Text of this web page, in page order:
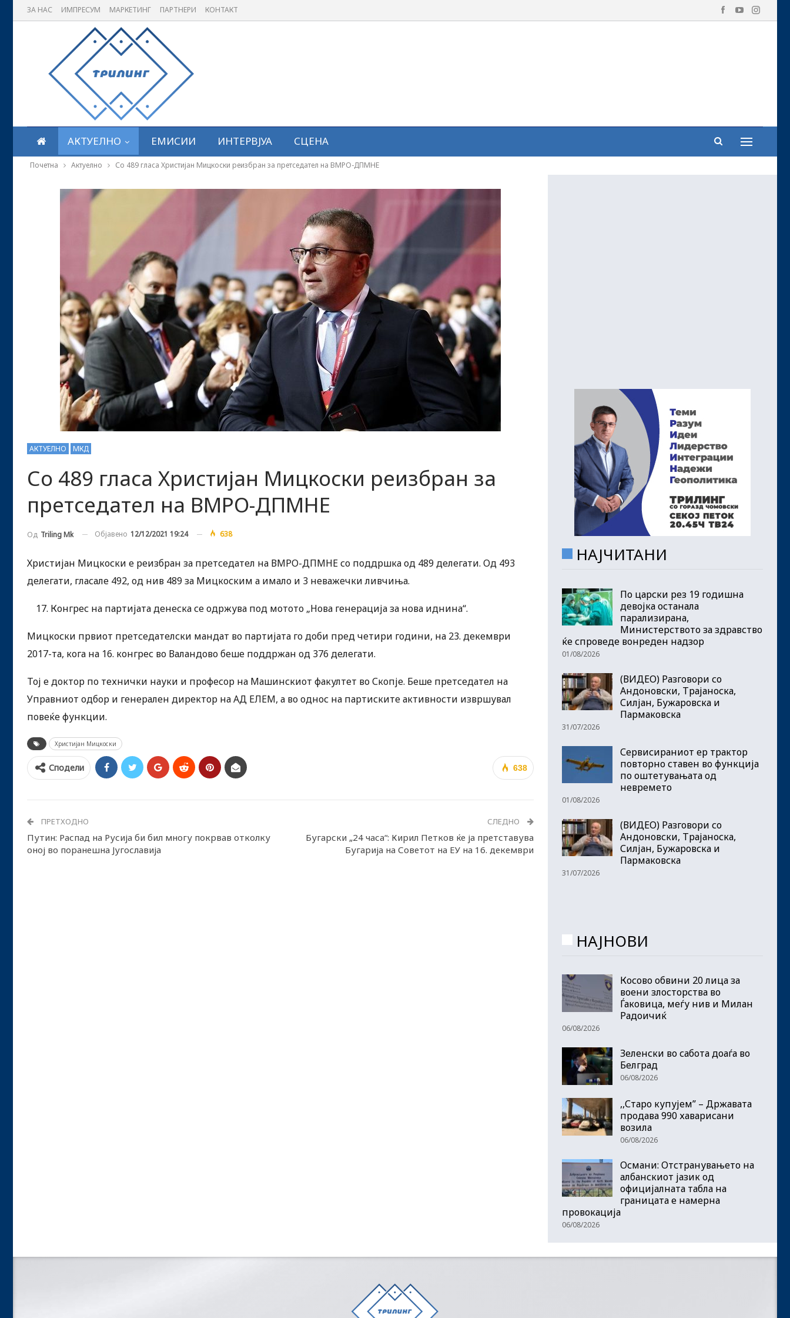
ЗА НАС ИМПРЕСУМ МАРКЕТИНГ ПАРТНЕРИ КОНТАКТ
АКТУЕЛНО ЕМИСИИ ИНТЕРВЈУА СЦЕНА
Почетна Актуелно Со 489 гласа Христијан Мицкоски реизбран за претседател на ВМРО-ДПМНЕ
АКТУЕЛНО МКД
Со 489 гласа Христијан Мицкоски реизбран за
претседател на ВМРО-ДПМНЕ
Од Triling Mk Објавено 12/12/2021 19:24 638
Христијан Мицкоски е реизбран за претседател на ВМРО-ДПМНЕ со поддршка од 489 делегати. Од 493
делегати, гласале 492, од нив 489 за Мицкоским а имало и 3 неважечки ливчиња.
Конгрес на партијата денеска се одржува под мотото „Нова генерација за нова иднина“.
Мицкоски првиот претседателски мандат во партијата го доби пред четири години, на 23. декември
2017-та, кога на 16. конгрес во Валандово беше поддржан од 376 делегати.
Тој е доктор по технички науки и професор на Машинскиот факултет во Скопје. Беше претседател на
Управниот одбор и генерален директор на АД ЕЛЕМ, а во однос на партиските активности извршувал
повеќе функции.
Христијан Мицкоски
638
Сподели
ПРЕТХОДНО
Путин: Распад на Русија би бил многу покрвав отколку
оној во поранешна Југославија
СЛЕДНО
Бугарски „24 часа“: Кирил Петков ќе ја претставува
Бугарија на Советот на ЕУ на 16. декември
НАЈЧИТАНИ
По царски рез 19 годишна
девојка останала
парализирана,
Министерството за здравство
ќе спроведе вонреден надзор
01/08/2026
(ВИДЕО) Разговори со
Андоновски, Трајаноска,
Силјан, Бужаровска и
Пармаковска
31/07/2026
Сервисираниот ер трактор
повторно ставен во функција
по оштетувањата од
невремето
01/08/2026
(ВИДЕО) Разговори со
Андоновски, Трајаноска,
Силјан, Бужаровска и
Пармаковска
31/07/2026
НАЈНОВИ
Косово обвини 20 лица за
воени злосторства во
Ѓаковица, меѓу нив и Милан
Радоичиќ
06/08/2026
Зеленски во сабота доаѓа во
Белград
06/08/2026
,,Старо купујем” – Државата
продава 990 хаварисани
возила
06/08/2026
Османи: Отстранувањето на
албанскиот јазик од
официјалната табла на
границата е намерна
провокација
06/08/2026